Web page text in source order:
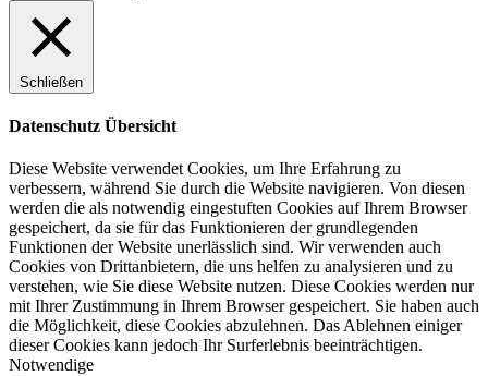
Schließen
Datenschutz Übersicht
Diese Website verwendet Cookies, um Ihre Erfahrung zu
verbessern, während Sie durch die Website navigieren. Von diesen
werden die als notwendig eingestuften Cookies auf Ihrem Browser
gespeichert, da sie für das Funktionieren der grundlegenden
Funktionen der Website unerlässlich sind. Wir verwenden auch
Cookies von Drittanbietern, die uns helfen zu analysieren und zu
verstehen, wie Sie diese Website nutzen. Diese Cookies werden nur
mit Ihrer Zustimmung in Ihrem Browser gespeichert. Sie haben auch
die Möglichkeit, diese Cookies abzulehnen. Das Ablehnen einiger
dieser Cookies kann jedoch Ihr Surferlebnis beeinträchtigen.
Notwendige